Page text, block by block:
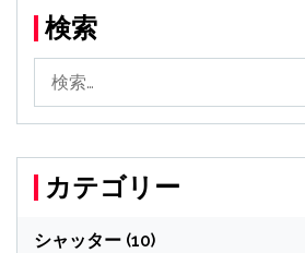
検索
カテゴリー
シャッター (10)